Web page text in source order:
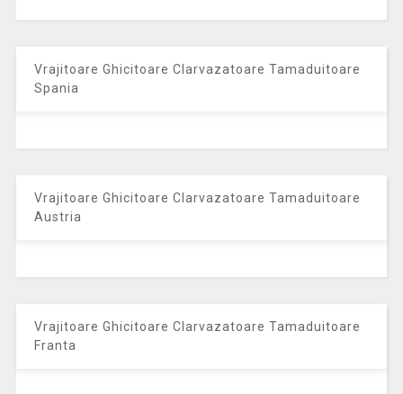
Vrajitoare Ghicitoare Clarvazatoare Tamaduitoare
Spania
Vrajitoare Ghicitoare Clarvazatoare Tamaduitoare
Austria
Vrajitoare Ghicitoare Clarvazatoare Tamaduitoare
Franta